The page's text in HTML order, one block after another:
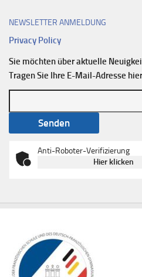
NEWSLETTER ANMELDUNG
Privacy Policy
Sie möchten über aktuelle
Tragen Sie Ihre E-Mail-Adresse
Anti-Roboter-Verifizierung
Hier klicken